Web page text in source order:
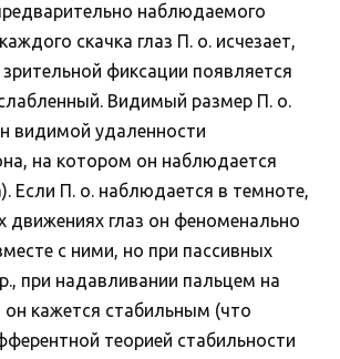
наблюдаемого
скачка глаз П. о. исчезает,
фиксации появляется
Видимый размер П. о.
видимой удаленности
на котором он наблюдается
Если П. о. наблюдается в темноте,
движениях глаз он феноменально
с ними, но при пассивных
при надавливании пальцем на
он кажется стабильным (что
теорией стабильности